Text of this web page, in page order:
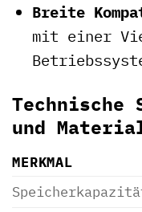
Breite
mit einer
Technische
und
MERKMAL